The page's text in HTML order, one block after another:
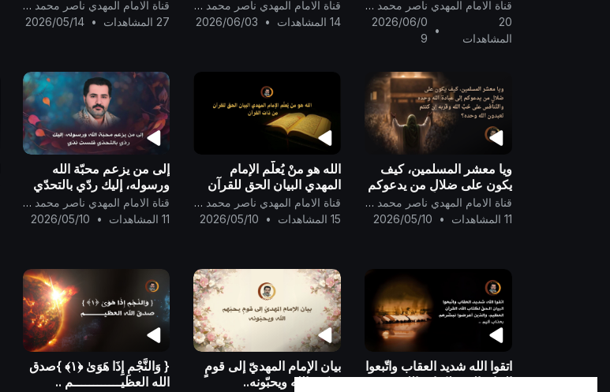
لتحمل الرّبا المضاعف، ويعلن
الحرب على أصحاب أرباح
الرّبا ..
قناة الامام المهدي ناصر محمد اليماني
20
المشاهدات
•
2026/06/0
9
وَهَـٰذَا مِلْحٌ أُجَاجٌ} صدق الله
العظيم ..
قناة الامام المهدي ناصر محمد اليماني
14 المشاهدات
•
2026/06/03
الله الواحِد القَهَّار ..
قناة الامام المهدي ناصر محمد اليماني
27 المشاهدات
•
2026/05/14
ويا معشر المسلمين، كيف
يكون على ضلالٍ من يدعوكم
إلى عبادة الله وحده
والتّنافس على حُبِّ الله
قناة الامام المهدي ناصر محمد اليماني
11 المشاهدات
•
2026/05/10
الله هو منْ يُعلّم الإمام
المهدي البيان الحق للقرآن
من ذات القرآن ..
قناة الامام المهدي ناصر محمد اليماني
15 المشاهدات
•
2026/05/10
إلى من يزعم محبّة الله
ورسوله، إليك ردّي بالتحدّي
فلستَ نِدّي ..
قناة الامام المهدي ناصر محمد اليماني
11 المشاهدات
•
2026/05/10
اتقوا الله شديد العقاب واتّبعوا
البيان الحقّ لكتاب الله
بيان الإمام المهديّ إلى قومٍ
يحبّهم الله ويحبّونه..
{ وَالنَّجْمِ إِذَا هَوَىٰ ﴿١﴾ }صدق
الله العظيــــــــــــم ..